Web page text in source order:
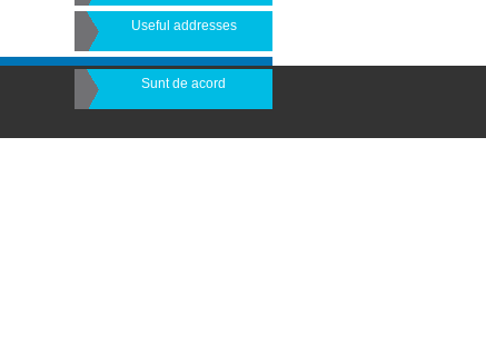
Useful addresses
Sunt de acord